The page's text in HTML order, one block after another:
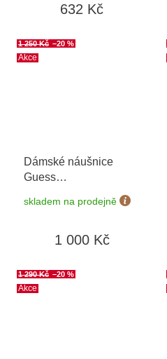
632 Kč
Akce
1 250 Kč –20 %
Dámské náušnice
Guess
JUBE04609JWYGT/U
skladem na prodejně
1 000 Kč
Akce
1 290 Kč –20 %